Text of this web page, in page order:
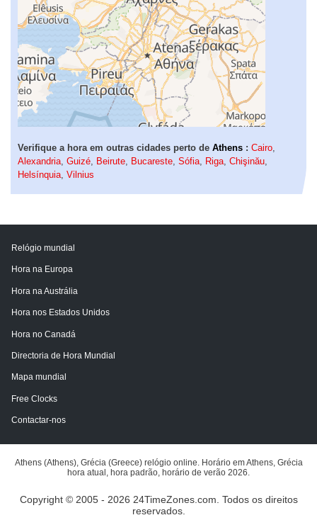
Verifique a hora em outras cidades perto de Athens : Cairo,
Alexandria, Guizé, Beirute, Bucareste, Sófia, Riga, Chişinău,
Helsínquia, Vilnius
Relógio mundial
Hora na Europa
Hora na Austrália
Hora nos Estados Unidos
Hora no Canadá
Directoria de Hora Mundial
Mapa mundial
Free Clocks
Contactar-nos
Athens (Athens), Grécia (Greece) relógio online. Horário em Athens, Grécia
hora atual, hora padrão, horário de verão 2026.
Copyright © 2005 - 2026 24TimeZones.com. Todos os direitos
reservados.